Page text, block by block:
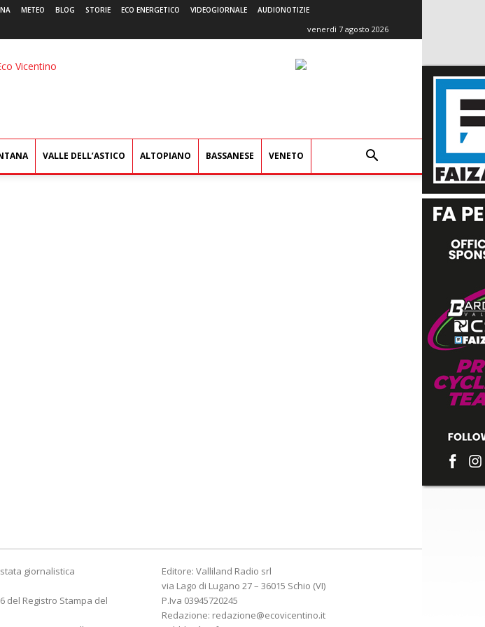
METEO BLOG STORIE ECO ENERGETICO VIDEOGIORNALE AUDIONOTIZIE
venerdì 7 agosto 2026
L'Eco
VALLE DELL’ASTICO ALTOPIANO BASSANESE VENETO
giornalistica
del Registro Stampa del
Editore: Valliland Radio srl
via Lago di Lugano 27 – 36015 Schio (VI)
P.Iva 03945720245
Redazione: redazione@ecovicentino.it